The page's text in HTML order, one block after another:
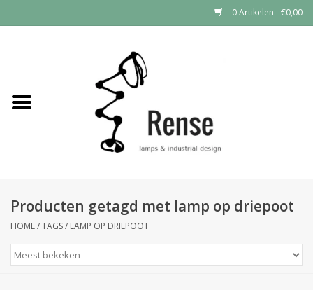
0 Artikelen - €0,00
Industrial lamps
Producten getagd met lamp op driepoot
HOME/TAGS/ LAMP OP DRIEPOOT